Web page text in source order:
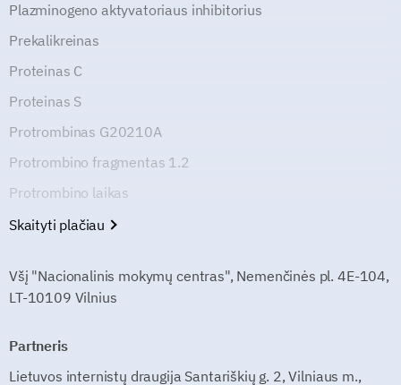
Plazminogeno aktyvatoriaus inhibitorius
Prekalikreinas
Proteinas C
Proteinas S
Protrombinas G20210A
Protrombino fragmentas 1.2
Protrombino laikas
Skaityti plačiau
Všį "Nacionalinis mokymų centras", Nemenčinės pl. 4E-104,
LT-10109 Vilnius
Partneris
Lietuvos internistų draugija Santariškių g. 2, Vilniaus m.,